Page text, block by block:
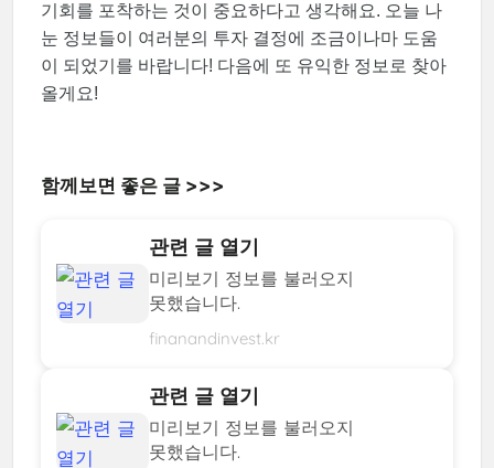
기회를 포착하는 것이 중요하다고 생각해요. 오늘 나
눈 정보들이 여러분의 투자 결정에 조금이나마 도움
이 되었기를 바랍니다! 다음에 또 유익한 정보로 찾아
올게요!
함께보면 좋은 글 >>>
관련 글 열기
미리보기 정보를 불러오지
못했습니다.
finanandinvest.kr
관련 글 열기
미리보기 정보를 불러오지
못했습니다.